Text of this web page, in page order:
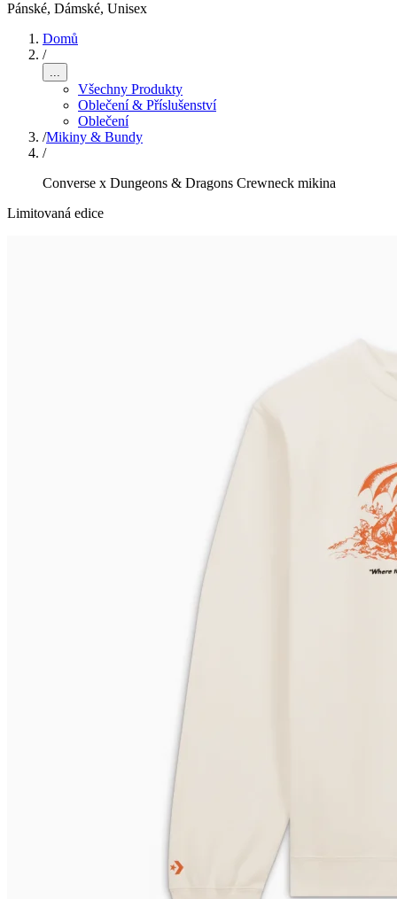
Pánské, Dámské, Unisex
Domů
/
...
Všechny Produkty
Oblečení & Příslušenství
Oblečení
/Mikiny & Bundy
/
Converse x Dungeons & Dragons Crewneck mikina
Limitovaná edice